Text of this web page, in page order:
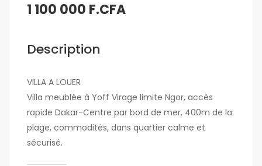
1 100 000 F.CFA
Description
VILLA A LOUER
Villa meublée à Yoff Virage limite Ngor, accès
rapide Dakar-Centre par bord de mer, 400m de la
plage, commodités, dans quartier calme et
sécurisé.